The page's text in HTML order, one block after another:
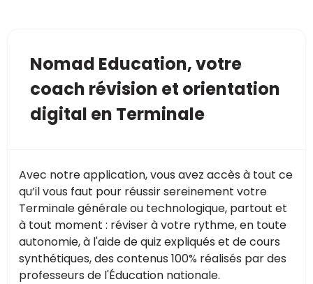
Nomad Education, votre
coach révision et orientation
digital en Terminale
Avec notre application, vous avez accès à tout ce
qu’il vous faut pour réussir sereinement votre
Terminale générale ou technologique, partout et
à tout moment : réviser à votre rythme, en toute
autonomie, à l'aide de quiz expliqués et de cours
synthétiques, des contenus 100% réalisés par des
professeurs de l'Éducation nationale.